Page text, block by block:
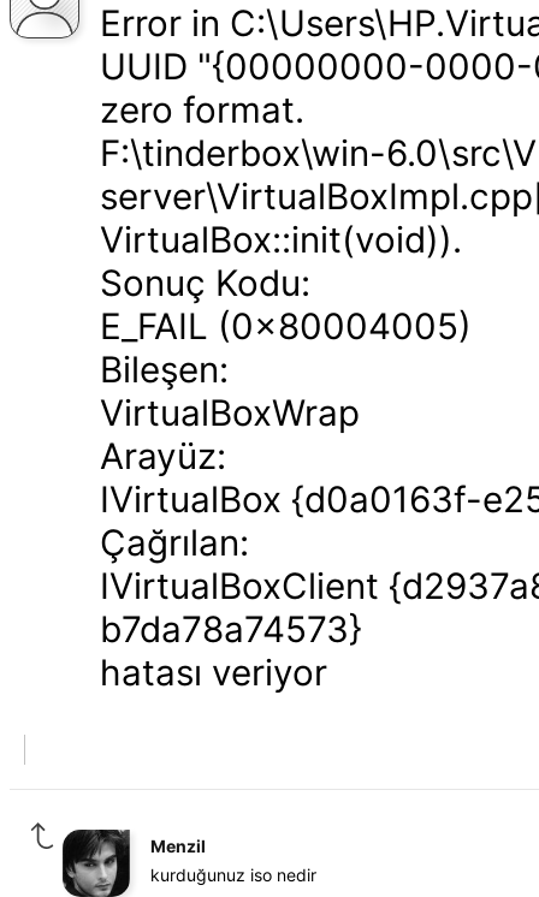
Error in
UUID "{00000000-
zero format.
F:\tinderbox\win-
VirtualBox::init(void)).
Sonuç Kodu:
E_FAIL (0x80004005)
Bileşen:
VirtualBoxWrap
Arayüz:
IVirtualBox {d0a0163f-
Çağrılan:
IVirtualBoxClient
b7da78a74573}
hatası veriyor
Menzil
kurduğunuz iso nedir